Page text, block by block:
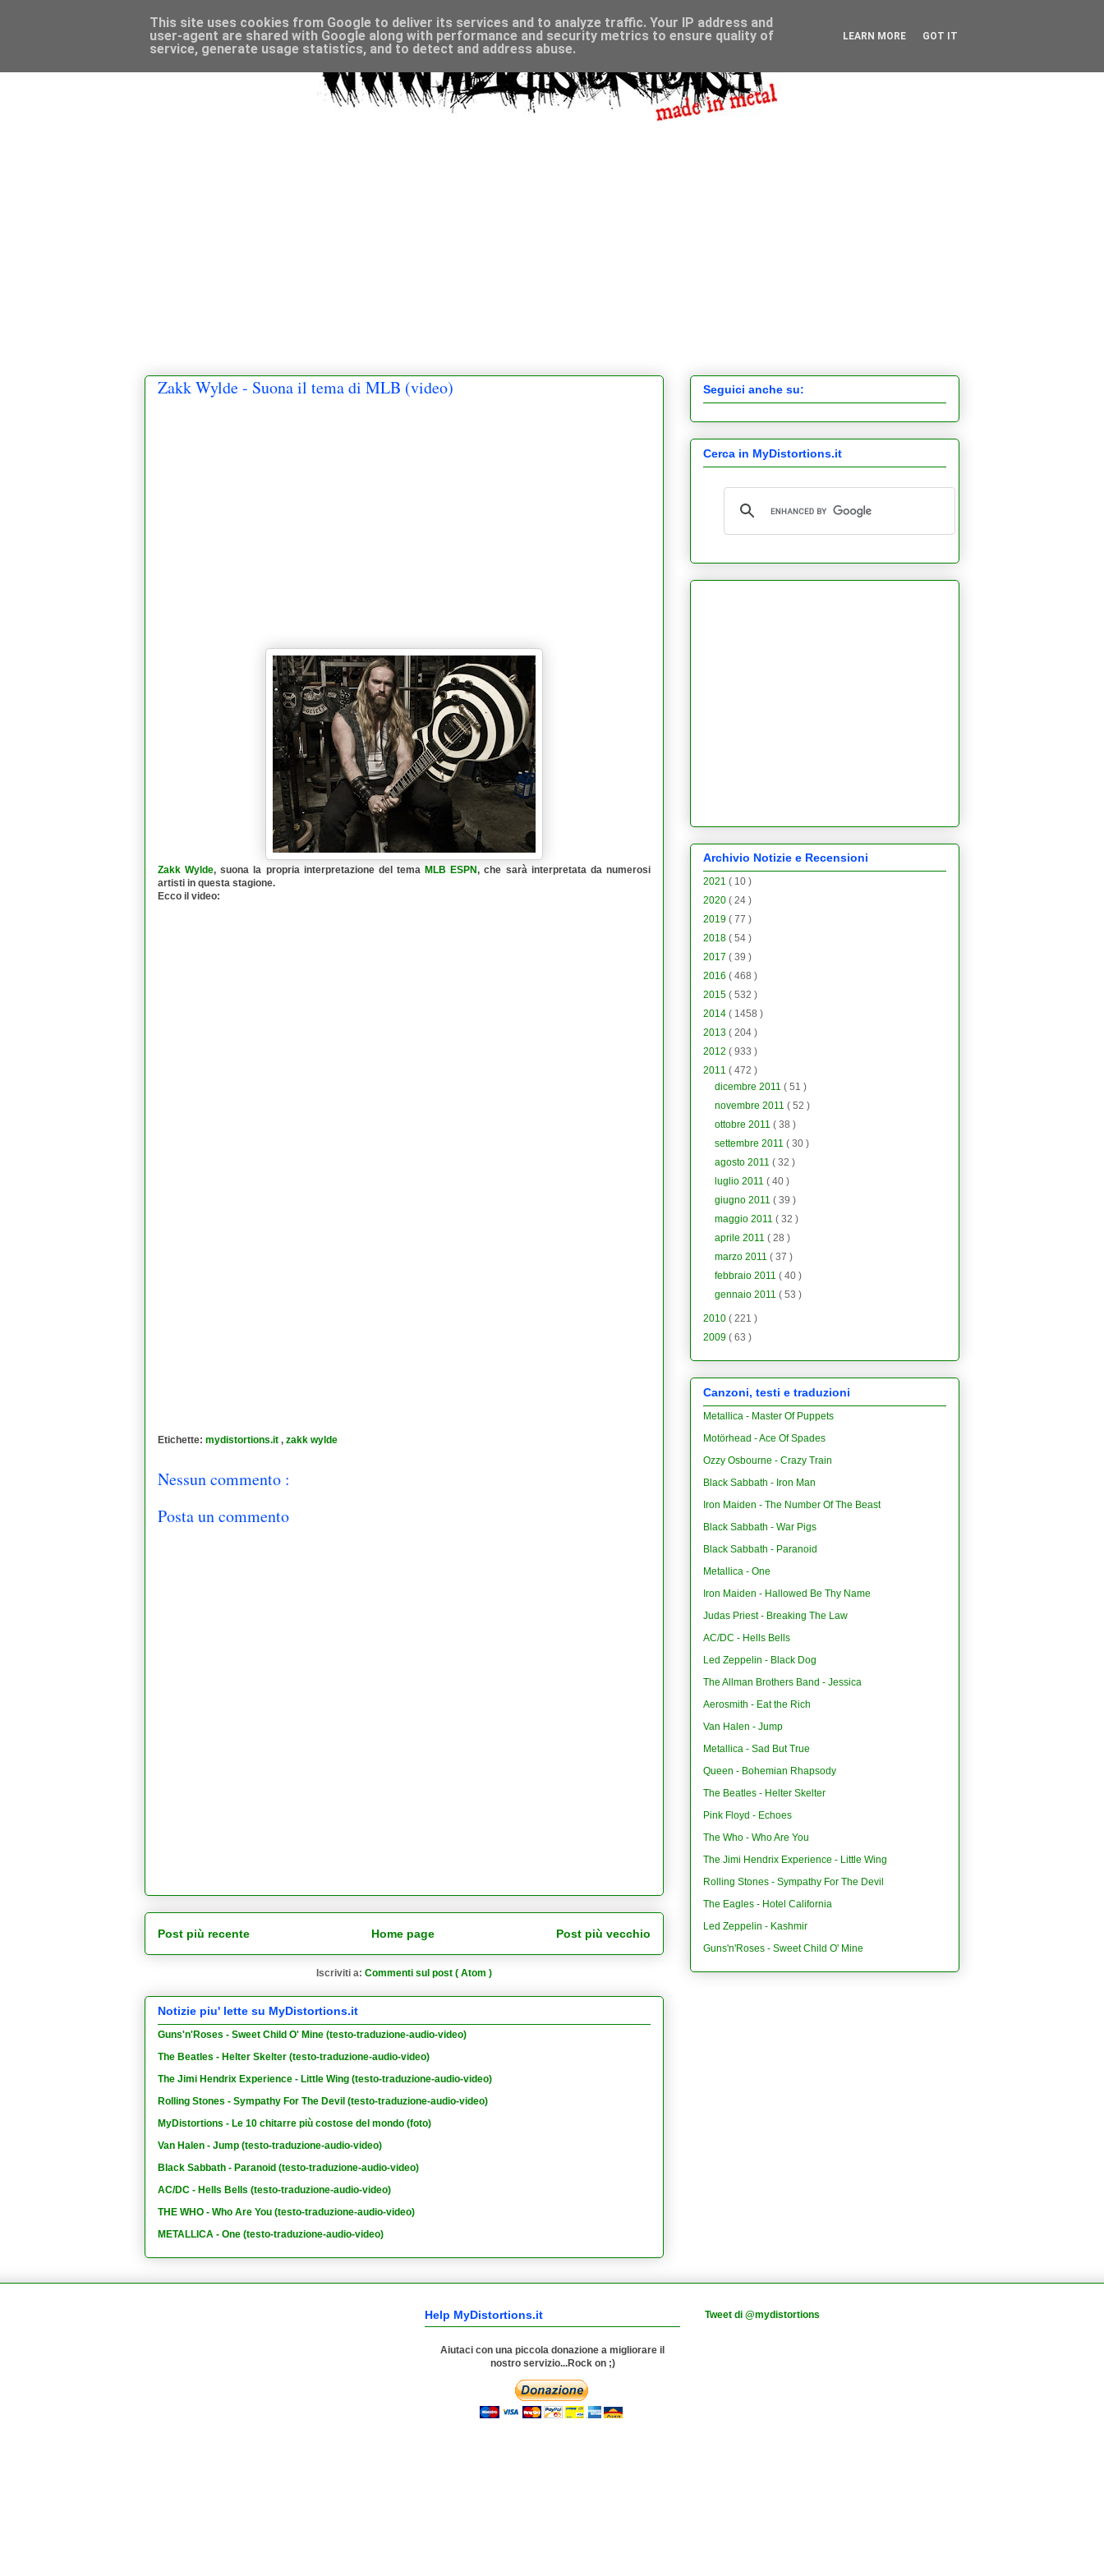
Zakk Wylde - Suona il tema di MLB (video)
Zakk Wylde, suona la propria interpretazione del tema MLB ESPN, che sarà interpretata da numerosi
artisti in questa stagione.
Ecco il video:
Etichette: mydistortions.it , zakk wylde
Nessun commento :
Posta un commento
Post più recente Post più vecchio
Home page
Iscriviti a: Commenti sul post ( Atom )
Notizie piu' lette su MyDistortions.it
Guns'n'Roses - Sweet Child O' Mine (testo-traduzione-audio-video)
The Beatles - Helter Skelter (testo-traduzione-audio-video)
The Jimi Hendrix Experience - Little Wing (testo-traduzione-audio-video)
Rolling Stones - Sympathy For The Devil (testo-traduzione-audio-video)
MyDistortions - Le 10 chitarre più costose del mondo (foto)
Van Halen - Jump (testo-traduzione-audio-video)
Black Sabbath - Paranoid (testo-traduzione-audio-video)
AC/DC - Hells Bells (testo-traduzione-audio-video)
THE WHO - Who Are You (testo-traduzione-audio-video)
METALLICA - One (testo-traduzione-audio-video)
Seguici anche su:
Cerca in MyDistortions.it
Archivio Notizie e Recensioni
2021 ( 10 )
2020 ( 24 )
2019 ( 77 )
2018 ( 54 )
2017 ( 39 )
2016 ( 468 )
2015 ( 532 )
2014 ( 1458 )
2013 ( 204 )
2012 ( 933 )
2011 ( 472 )
dicembre 2011( 51 )
novembre 2011( 52 )
ottobre 2011( 38 )
settembre 2011( 30 )
agosto 2011( 32 )
luglio 2011( 40 )
giugno 2011( 39 )
maggio 2011( 32 )
aprile 2011( 28 )
marzo 2011( 37 )
febbraio 2011( 40 )
gennaio 2011( 53 )
2010 ( 221 )
2009 ( 63 )
Canzoni, testi e traduzioni
Metallica - Master Of Puppets
Motörhead - Ace Of Spades
Ozzy Osbourne - Crazy Train
Black Sabbath - Iron Man
Iron Maiden - The Number Of The Beast
Black Sabbath - War Pigs
Black Sabbath - Paranoid
Metallica - One
Iron Maiden - Hallowed Be Thy Name
Judas Priest - Breaking The Law
AC/DC - Hells Bells
Led Zeppelin - Black Dog
The Allman Brothers Band - Jessica
Aerosmith - Eat the Rich
Van Halen - Jump
Metallica - Sad But True
Queen - Bohemian Rhapsody
The Beatles - Helter Skelter
Pink Floyd - Echoes
The Who - Who Are You
The Jimi Hendrix Experience - Little Wing
Rolling Stones - Sympathy For The Devil
The Eagles - Hotel California
Led Zeppelin - Kashmir
Guns'n'Roses - Sweet Child O' Mine
Help MyDistortions.it
Aiutaci con una piccola donazione a migliorare il
nostro servizio...Rock on ;)
Tweet di @mydistortions
This site uses cookies from Google to deliver its services and to analyze traffic. Your IP address and
user-agent are shared with Google along with performance and security metrics to ensure quality of
service, generate usage statistics, and to detect and address abuse.
LEARN MORE GOT IT